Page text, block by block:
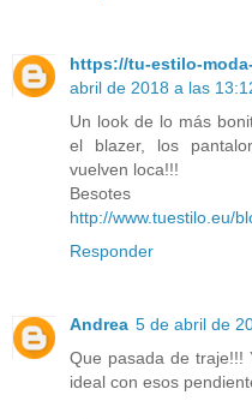
https://tu-estilo-
abril de 2018 a las
Un look de lo más
el blazer, los
vuelven loca!!!
Besotes
http://www.tuestilo.eu/
Responder
Andrea 5 de abril de
Que pasada de traje!!!
ideal con esos